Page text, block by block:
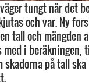
tungt när det
och var. Ny
tall och mängden
med i beräkningen,
skadorna på tall